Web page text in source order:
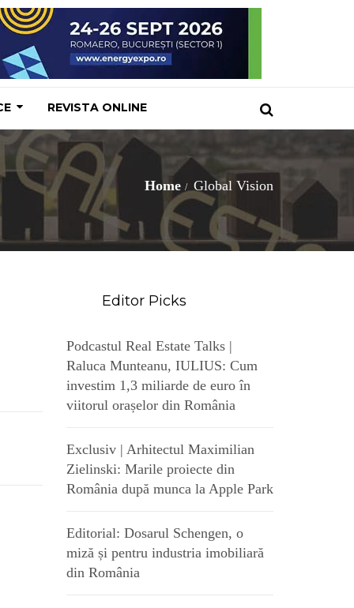
REVISTA ONLINE
Home Global Vision
Editor Picks
Podcastul Real Estate Talks |
Raluca Munteanu, IULIUS: Cum
investim 1,3 miliarde de euro în
viitorul orașelor din România
Exclusiv | Arhitectul Maximilian
Zielinski: Marile proiecte din
România după munca la Apple Park
Editorial: Dosarul Schengen, o
miză și pentru industria imobiliară
din România